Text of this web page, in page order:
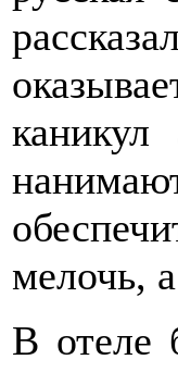
каникул
мелочь,
В отеле